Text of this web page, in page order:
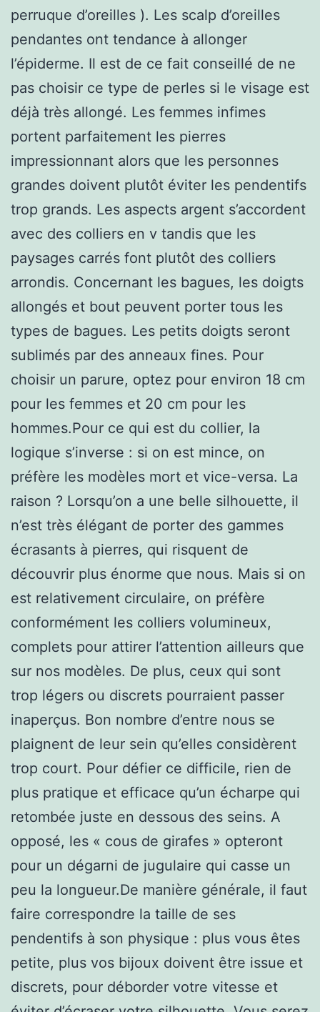
perruque d’oreilles ). Les scalp d’oreilles
pendantes ont tendance à allonger
l’épiderme. Il est de ce fait conseillé de ne
pas choisir ce type de perles si le visage est
déjà très allongé. Les femmes infimes
portent parfaitement les pierres
impressionnant alors que les personnes
grandes doivent plutôt éviter les pendentifs
trop grands. Les aspects argent s’accordent
avec des colliers en v tandis que les
paysages carrés font plutôt des colliers
arrondis. Concernant les bagues, les doigts
allongés et bout peuvent porter tous les
types de bagues. Les petits doigts seront
sublimés par des anneaux fines. Pour
choisir un parure, optez pour environ 18 cm
pour les femmes et 20 cm pour les
hommes.Pour ce qui est du collier, la
logique s’inverse : si on est mince, on
préfère les modèles mort et vice-versa. La
raison ? Lorsqu’on a une belle silhouette, il
n’est très élégant de porter des gammes
écrasants à pierres, qui risquent de
découvrir plus énorme que nous. Mais si on
est relativement circulaire, on préfère
conformément les colliers volumineux,
complets pour attirer l’attention ailleurs que
sur nos modèles. De plus, ceux qui sont
trop légers ou discrets pourraient passer
inaperçus. Bon nombre d’entre nous se
plaignent de leur sein qu’elles considèrent
trop court. Pour défier ce difficile, rien de
plus pratique et efficace qu’un écharpe qui
retombée juste en dessous des seins. A
opposé, les « cous de girafes » opteront
pour un dégarni de jugulaire qui casse un
peu la longueur.De manière générale, il faut
faire correspondre la taille de ses
pendentifs à son physique : plus vous êtes
petite, plus vos bijoux doivent être issue et
discrets, pour déborder votre vitesse et